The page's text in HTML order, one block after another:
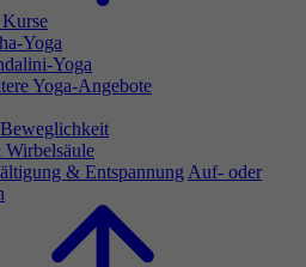
Yoga
Yoga
Yoga-Angebote
& Entspannung Auf- oder